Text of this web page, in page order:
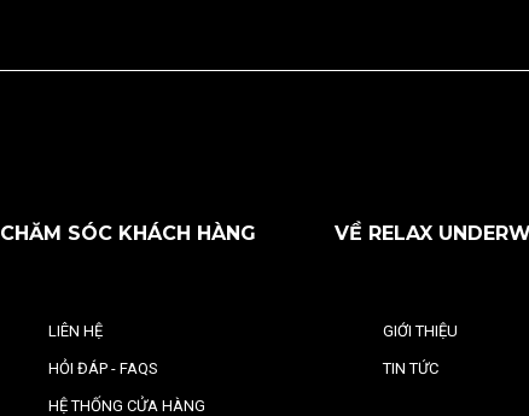
CHĂM SÓC KHÁCH HÀNG
LIÊN HỆ
HỎI ĐÁP - FAQS
HỆ THỐNG CỬA HÀNG
VỀ RELAX
GIỚI THIỆU
TIN TỨC